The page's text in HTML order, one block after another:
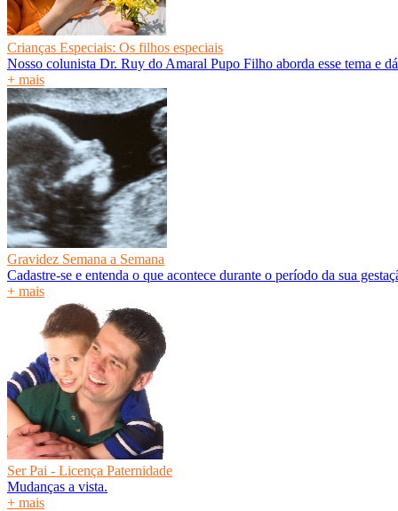
Crianças Especiais: Os filhos especiais
Nosso colunista Dr. Ruy do Amaral Pupo Filho aborda esse tema e
+ mais
Gravidez Semana a Semana
Cadastre-se e entenda o que acontece durante o período da sua
+ mais
Ser Pai - Licença Paternidade
Mudanças a vista.
+ mais